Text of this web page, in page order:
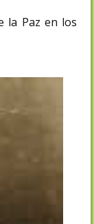
la Paz en los